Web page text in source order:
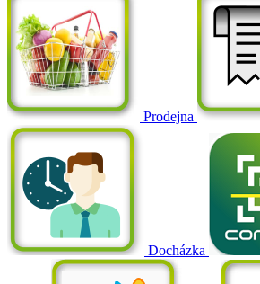
Prodejna
Docházka